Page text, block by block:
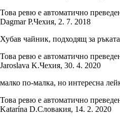
Това ревю е автоматично
Dagmar P.Чехия, 2. 7. 2018
Хубав чайник, подходящ за
Това ревю е автоматично
Jaroslava K.Чехия, 30. 4. 2020
малко по-малка, но интересна
Това ревю е автоматично
Katarína D.Словакия, 14. 2. 2020